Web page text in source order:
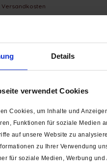
Details
verwendet Cookies
Cookies, um Inhalte und
Funktionen für soziale Medien
auf unsere Website zu
zu Ihrer Verwendung
für soziale Medien, Werbung und
Versandkosten
Set In den
3002-001